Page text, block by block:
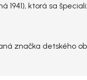
1941), ktorá sa
značka detského